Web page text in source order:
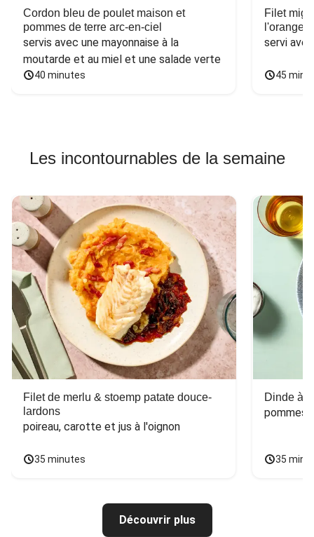
Cordon bleu de poulet maison et
pommes de terre arc-en-ciel
servis avec une mayonnaise à la
moutarde et au miel et une salade verte
40 minutes
Filet
l'orange
servi
45
Les incontournables de la semaine
Filet de merlu & stoemp patate douce-
lardons
poireau, carotte et jus à l'oignon
35 minutes
Dinde à
pommes
35
Découvrir plus